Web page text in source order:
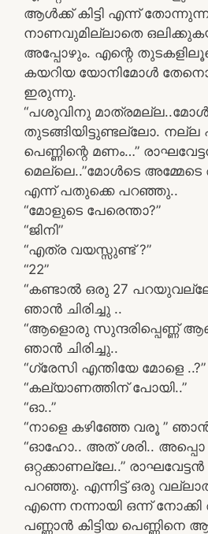
ആള്‍ക്ക്‌ കിട്ടി എന്ന്‌
നാണവുമില്ലാതെ
അപ്പോഴും. എന്റെ
കയറിയ യോനിമോള്‍
ഇരുന്നു.
“പശുവിനു
തുടങ്ങിയിട്ടുണ്ടല്ലോ. നല്ല
പെണ്ണിന്റെ മണം…”
മെല്ലെ..”മോള്‍ടെ
എന്ന് പതുക്കെ പറഞ്ഞു..
“മോളുടെ പേരെന്താ?”
“ജിനി”
“എത്ര വയസ്സുണ്ട് ?”
“22”
“കണ്ടാൽ ഒരു 27
ഞാൻ ചിരിച്ചു ..
“ആളൊരു സുന്ദരിപ്പെണ്ണ്
ഞാൻ ചിരിച്ചു..
“ഗ്രേസി എന്തിയേ മോളെ ..?”
“കല്യാണത്തിന് പോയി..”
“ഓ..”
“നാളെ കഴിഞ്ഞേ വരൂ ”
“ഓഹോ.. അത് ശരി..
ഒറ്റക്കാണല്ലേ..”
പറഞ്ഞു. എന്നിട്ട് ഒരു
എന്നെ നന്നായി ഒന്ന്
പണ്ണാൻ കിട്ടിയ